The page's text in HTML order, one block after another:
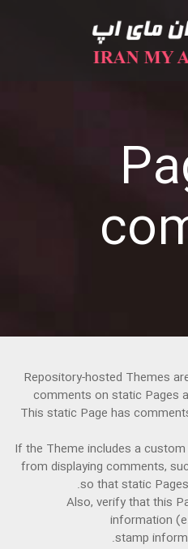
Repository-hosted Themes
comments on static Pages
This static Page has
If the Theme includes a
from displaying comments,
so that static
Also, verify that this
information
stamp